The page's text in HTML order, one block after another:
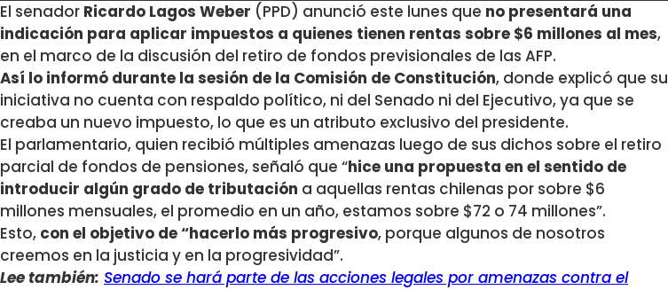
El senador Ricardo Lagos Weber (PPD) anunció este lunes que no presentará una
indicación para aplicar impuestos a quienes tienen rentas sobre $6 millones al mes,
en el marco de la discusión del retiro de fondos previsionales de las AFP.
Así lo informó durante la sesión de la Comisión de Constitución, donde explicó que su
iniciativa no cuenta con respaldo político, ni del Senado ni del Ejecutivo, ya que se
creaba un nuevo impuesto, lo que es un atributo exclusivo del presidente.
El parlamentario, quien recibió múltiples amenazas luego de sus dichos sobre el retiro
parcial de fondos de pensiones, señaló que “hice una propuesta en el sentido de
introducir algún grado de tributación a aquellas rentas chilenas por sobre $6
millones mensuales, el promedio en un año, estamos sobre $72 o 74 millones”.
Esto, con el objetivo de “hacerlo más progresivo, porque algunos de nosotros
creemos en la justicia y en la progresividad”.
Lee también: Senado se hará parte de las acciones legales por amenazas contra el